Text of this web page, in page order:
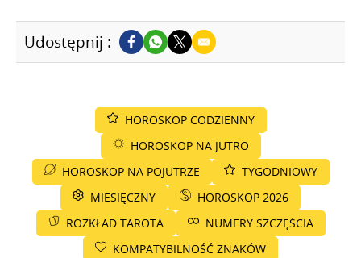
Udostępnij :
HOROSKOP CODZIENNY
HOROSKOP NA JUTRO
HOROSKOP NA POJUTRZE
TYGODNIOWY
MIESIĘCZNY
HOROSKOP 2026
ROZKŁAD TAROTA
NUMERY SZCZĘŚCIA
KOMPATYBILNOŚĆ ZNAKÓW